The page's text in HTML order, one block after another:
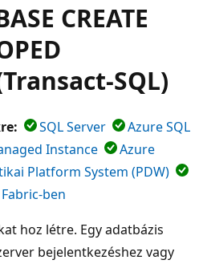
CREATE
SQL)
SQL Server
Azure SQL
Instance
Azure
Platform System (PDW)
ben
hoz létre. Egy adatbázis
bejelentkezéshez vagy